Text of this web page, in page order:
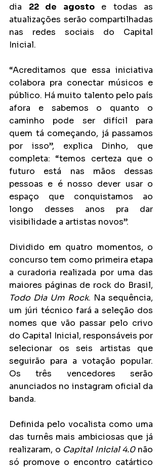
dia 22 de agosto e todas as
atualizações serão compartilhadas
nas redes sociais do Capital
Inicial.
“Acreditamos que essa iniciativa
colabora pra conectar músicos e
público. Há muito talento pelo país
afora e sabemos o quanto o
caminho pode ser difícil para
quem tá começando, já passamos
por isso”, explica Dinho, que
completa: “temos certeza que o
futuro está nas mãos dessas
pessoas e é nosso dever usar o
espaço que conquistamos ao
longo desses anos pra dar
visibilidade a artistas novos”.
Dividido em quatro momentos, o
concurso tem como primeira etapa
a curadoria realizada por uma das
Todo Dia Um Rock. Na sequência,
um júri técnico fará a seleção dos
nomes que vão passar pelo crivo
do Capital Inicial, responsáveis por
selecionar os seis artistas que
seguirão para a votação popular.
Os três vencedores serão
anunciados no instagram oficial da
banda.
Definida pelo vocalista como uma
das turnês mais ambiciosas que já
realizaram, o Capital Inicial 4.0 não
só promove o encontro catártico